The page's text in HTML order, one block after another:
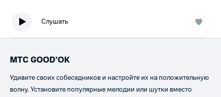
Слушать
МТС GOOD’OK
Удивите своих собеседников и настройте их на положительную
волну. Установите популярные мелодии или шутки вместо